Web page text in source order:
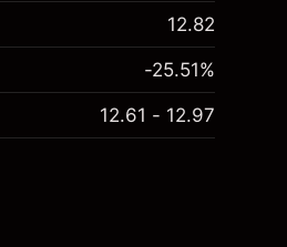
12.82
-25.51%
12.61 - 12.97